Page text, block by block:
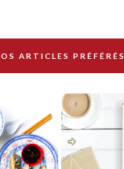
ARTICLES PRÉFÉRÉS